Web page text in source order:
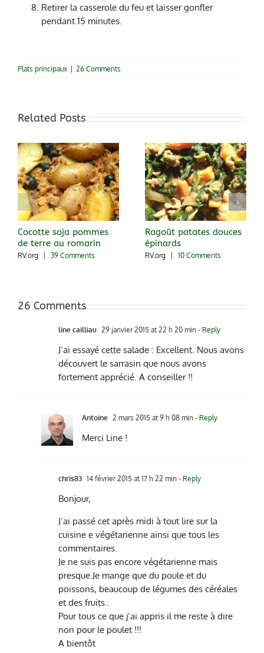
Retirer la casserole du feu et laisser gonfler
pendant 15 minutes.
Plats principaux 26 Comments
Related Posts
Cocotte soja pommes
de terre au romarin
RV.org 39 Comments
Ragoût patates douces
épinards
RV.org 10 Comments
26 Comments
line cailliau 29 janvier 2015 at 22 h 20 min - Reply
J’ai essayé cette salade : Excellent. Nous avons
découvert le sarrasin que nous avons
fortement apprécié. A conseiller !!
Antoine 2 mars 2015 at 9 h 08 min - Reply
Merci Line !
chris83 14 février 2015 at 17 h 22 min - Reply
Bonjour,
J’ai passé cet après midi à tout lire sur la
cuisine e végétarienne ainsi que tous les
commentaires.
Je ne suis pas encore végétarienne mais
presque.Je mange que du poule et du
poissons, beaucoup de légumes des céréales
et des fruits..
Pour tous ce que j’ai appris il me reste à dire
non pour le poulet !!!
A bientôt